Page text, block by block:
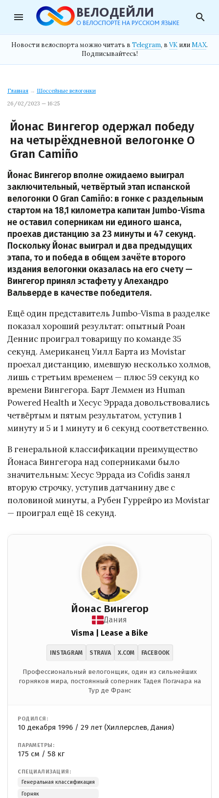
menu search
Новости велоспорта можно читать в Telegram, в VK илиMAX.
Подписывайтесь!
Главная → Шоссейные велогонки
26/02/2023 — 16:25
Йонас Вингегор одержал победу
на четырёхдневной велогонке O
Gran Camiño
Йонас Вингегор вполне ожидаемо выиграл
заключительный, четвёртый этап испанской
велогонки O Gran Camiño: в гонке с раздельным
стартом на 18,1 километра капитан Jumbo-Visma
не оставил соперникам ни единого шанса,
проехав дистанцию за 23 минуты и 47 секунд.
Поскольку Йонас выиграл и два предыдущих
этапа, то и победа в общем зачёте второго
издания велогонки оказалась на его счету —
Вингегор принял эстафету у Алехандро
Вальверде в качестве победителя.
Ещё один представитель Jumbo-Visma в разделке
показал хороший результат: опытный Роан
Деннис проиграл товарищу по команде 35
секунд. Американец Уилл Барта из Movistar
проехал дистанцию, имевшую несколько холмов,
лишь с третьим временем — плюс 59 секунд ко
времени Вингегора. Барт Леммен из Human
Powered Health и Хесус Эррада довольствовались
четвёртым и пятым результатом, уступив 1
минуту и 5 и 1 минуту и 6 секунд соответственно.
В генеральной классификации преимущество
Йонаса Вингегора над соперниками было
значительным: Хесус Эррада из Cofidis занял
вторую строчку, уступив датчанину две с
половиной минуты, а Рубен Гуррейро из Movistar
— проиграл ещё 18 секунд.
Йонас Вингегор
Дания
Visma | Lease a Bike
INSTAGRAM STRAVA X.COM FACEBOOK
Профессиональный велогонщик, один из сильнейших
горняков мира, постоянный соперник Тадея Погачара на
Тур де Франс
РОДИЛСЯ:
10 декабря 1996 / 29 лет (Хиллерслев, Дания)
ПАРАМЕТРЫ:
175 см / 58 кг
СПЕЦИАЛИЗАЦИЯ:
Генеральная классификация
Горняк